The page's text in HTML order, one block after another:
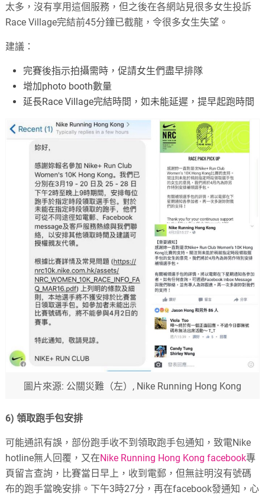
太多，沒有享用這個服務，但之後在各網站見很多女生投訴
Race Village完結前45分鐘已截龍，令很多女生失望。
建議：
完賽後指示拍攝需時，促請女生們盡早排隊
增加photo booth數量
延長Race Village完結時間，如未能延遲，提早起跑時間
圖片來源: 公關災難（左）, Nike Running Hong Kong
6)領取跑手包安排
可能通訊有誤，部份跑手收不到領取跑手包通知，致電Nike
hotline無人回覆，又在Nike Running Hong Kong facebook專
頁留言查詢， 比賽當日早上，收到電郵，但無註明沒有號碼
布的跑手當晚安排。下午3時27分，再在facebook發通知，心